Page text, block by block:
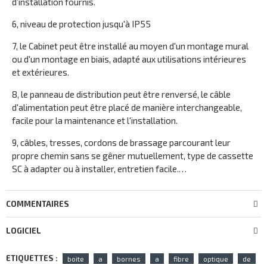
6, niveau de protection jusqu'à IP55
7, le Cabinet peut être installé au moyen d'un montage mural
ou d'un montage en biais, adapté aux utilisations intérieures
et extérieures.
8, le panneau de distribution peut être renversé, le câble
d'alimentation peut être placé de manière interchangeable,
facile pour la maintenance et l'installation.
9, câbles, tresses, cordons de brassage parcourant leur
propre chemin sans se gêner mutuellement, type de cassette
SC à adapter ou à installer, entretien facile.…
COMMENTAIRES
LOGICIEL
ETIQUETTES : boite a bornes a fibre optique
de